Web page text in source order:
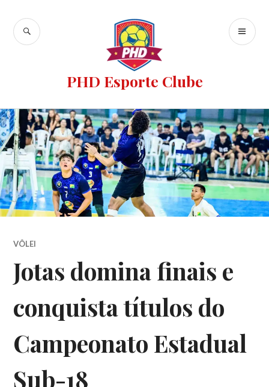
PHD Esporte Clube
VÔLEI
Jotas domina finais e
conquista títulos do
Campeonato Estadual
Sub-18